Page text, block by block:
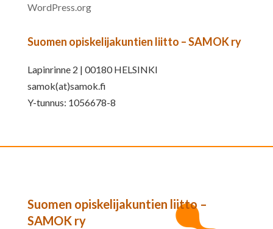
WordPress.org
Suomen opiskelijakuntien liitto – SAMOK ry
Lapinrinne 2 | 00180 HELSINKI
samok(at)samok.fi
Y-tunnus: 1056678-8
Suomen opiskelijakuntien liitto –
SAMOK ry